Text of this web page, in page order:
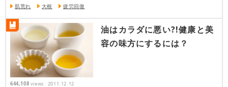
肌荒れ
大根 疲労回復
油はカラダに悪い?!健康と美
容の味方にするには？
644,108 views 2011.12.12